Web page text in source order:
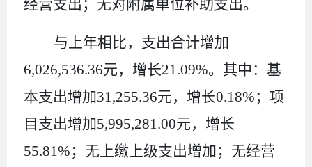
经营支出； 无对附属单位补助支出。
与上年相比，支出合计增加
6,026,536.36元，增长21.09%。其中： 基
本支出增加31 ,255.36元，增长0.18%；项
目支出增加5,995,281 .00元，增长
55.81%；无上缴上级支出增加；无经营